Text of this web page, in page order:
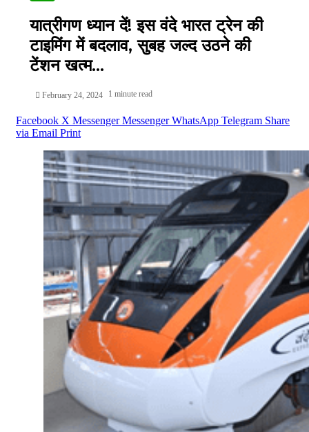
यात्रीगण ध्यान दें! इस वंदे भारत ट्रेन की
टाइमिंग में बदलाव, सुबह जल्द उठने की
टेंशन खत्म…
February 24, 2024 1 minute read
Facebook X Messenger Messenger WhatsApp Telegram Share
via Email Print